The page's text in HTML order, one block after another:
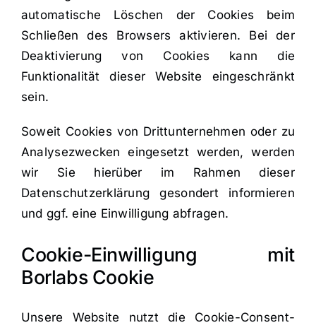
automatische Löschen der Cookies beim
Schließen des Browsers aktivieren. Bei der
Deaktivierung von Cookies kann die
Funktionalität dieser Website eingeschränkt
sein.
Soweit Cookies von Drittunternehmen oder zu
Analysezwecken eingesetzt werden, werden
wir Sie hierüber im Rahmen dieser
Datenschutzerklärung gesondert informieren
und ggf. eine Einwilligung abfragen.
Cookie-Einwilligung mit
Borlabs Cookie
Unsere Website nutzt die Cookie-Consent-